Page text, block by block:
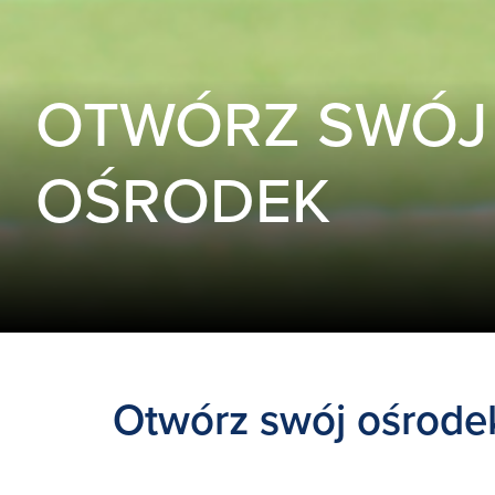
OTWÓRZ SWÓJ
OŚRODEK
Otwórz swój